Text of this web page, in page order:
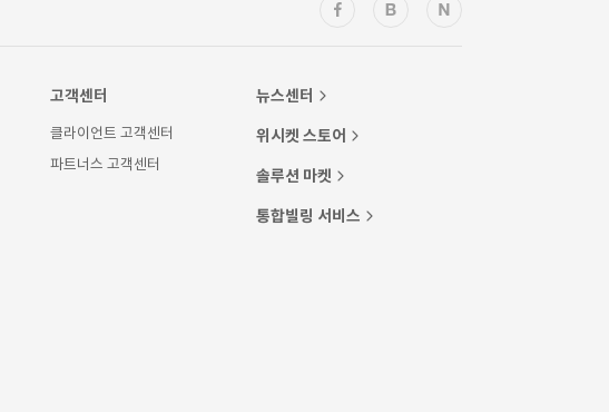
고객센터
클라이언트 고객센터
파트너스 고객센터
뉴스센터
위시켓 스토어
솔루션 마켓
통합빌링 서비스